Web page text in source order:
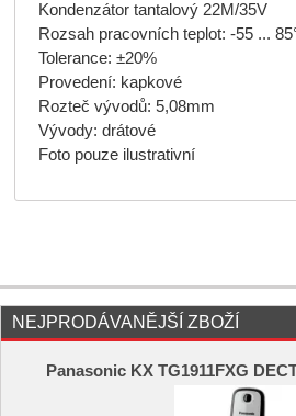
Kondenzátor tantalový 22M/35V
Rozsah pracovních teplot: -55 ...
Tolerance: ±20%
Provedení: kapkové
Rozteč vývodů: 5,08mm
Vývody: drátové
Foto pouze ilustrativní
NEJPRODÁVANĚJŠÍ ZBOŽÍ
Panasonic KX TG1911FXG